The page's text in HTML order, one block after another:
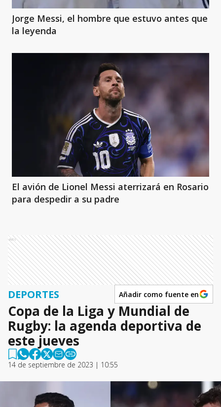
Jorge Messi, el hombre que estuvo antes que
la leyenda
El avión de Lionel Messi aterrizará en Rosario
para despedir a su padre
Ads
DEPORTES Añadir como fuente en
Copa de la Liga y Mundial de
Rugby: la agenda deportiva de
este jueves
14 de septiembre de 2023 | 10:55